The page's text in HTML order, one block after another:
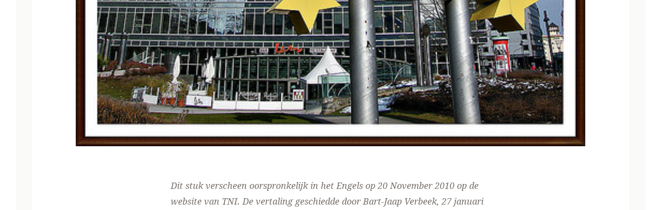
Dit stuk verscheen oorspronkelijk in het Engels op 20 November 2010 op de
website van TNI. De vertaling geschiedde door Bart-Jaap Verbeek, 27 januari